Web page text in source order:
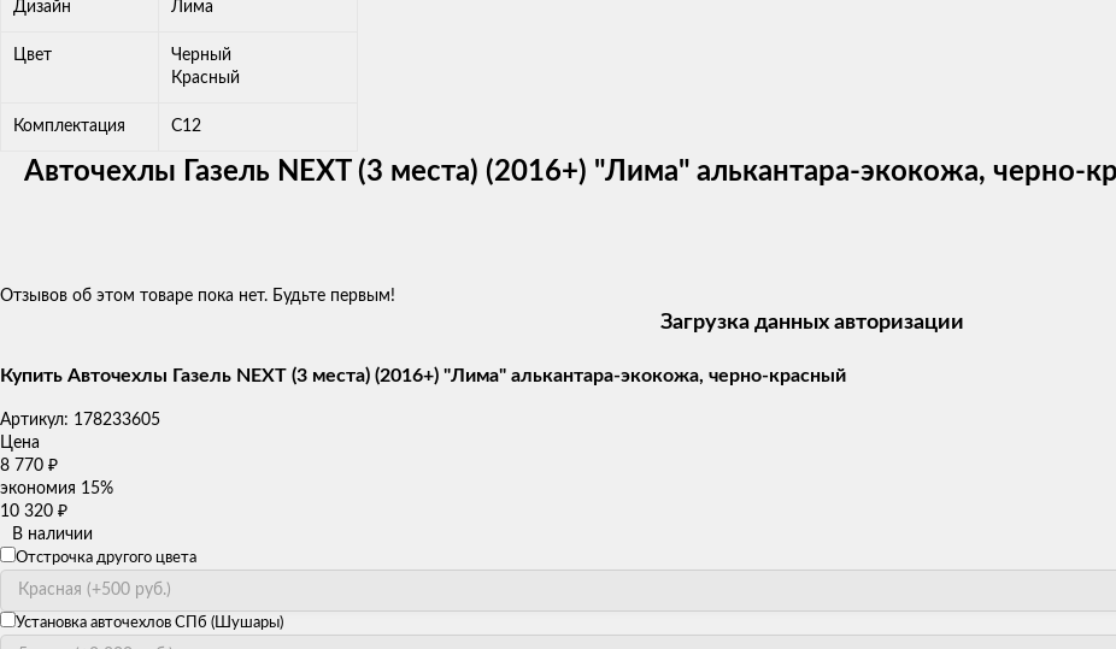
Дизайн Лима
Цвет
Черный
Красный
Комплектация C12
Авточехлы Газель NEXT (3 места) (2016+) "Лима" алькантара-экокожа, черно-
Отзывов об этом товаре пока нет. Будьте первым!
Загрузка данных авторизации
Купить Авточехлы Газель NEXT (3 места) (2016+) "Лима" алькантара-экокожа, черно-красный
Артикул: 178233605
Цена
8 770 ₽
экономия 15%
10 320 ₽
В наличии
Отстрочка другого цвета
Установка авточехлов СПб (Шушары)